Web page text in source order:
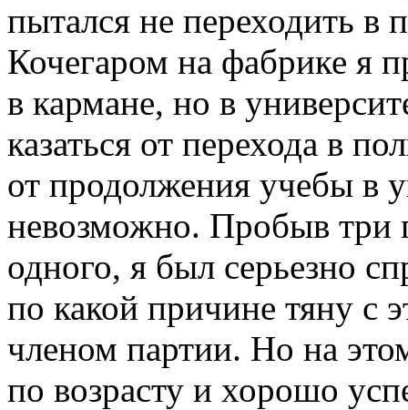
пытался не переходить в
Кочегаром на фабрике я
в кармане, но в
казаться от перехода в
от продолжения учебы в
невозможно. Пробыв три
одного, я был серьезно
по какой причине тяну с
членом партии. Но на
по возрасту и хорошо